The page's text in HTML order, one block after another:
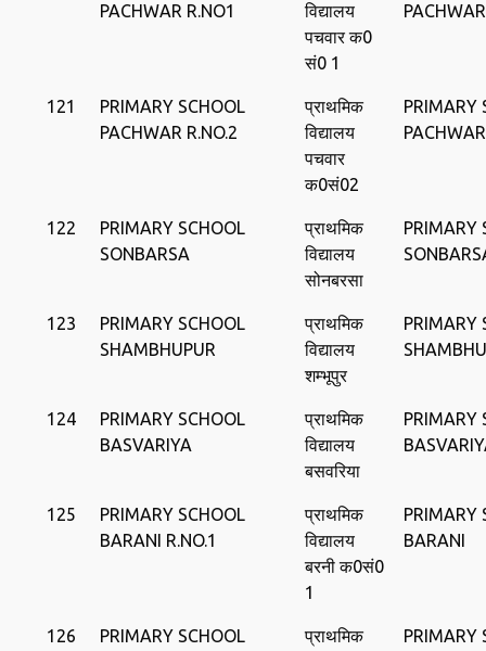
PACHWAR R.NO1
विद्यालय
पचवार क0
सं0 1
PACHWAR
121
PRIMARY SCHOOL
PACHWAR R.NO.2
प्राथमिक
विद्यालय
पचवार
क0सं02
PRIMARY
PACHWAR
122
PRIMARY SCHOOL
SONBARSA
प्राथमिक
विद्यालय
सोनबरसा
PRIMARY
123
PRIMARY SCHOOL
SHAMBHUPUR
प्राथमिक
विद्यालय
शम्‍भूपुर
PRIMARY
124
PRIMARY SCHOOL
BASVARIYA
प्राथमिक
विद्यालय
बसवरिया
PRIMARY
125
PRIMARY SCHOOL
BARANI R.NO.1
प्राथमिक
विद्यालय
बरनी क0सं0
1
PRIMARY
BARANI
126
PRIMARY SCHOOL
प्राथमिक
PRIMARY